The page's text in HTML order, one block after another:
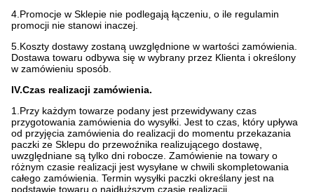
4.Promocje w Sklepie nie podlegają łączeniu, o ile regulamin
promocji nie stanowi inaczej.
5.Koszty dostawy zostaną uwzględnione w wartości zamówienia.
Dostawa towaru odbywa się w wybrany przez Klienta i określony
w zamówieniu sposób.
IV.Czas realizacji zamówienia.
1.Przy każdym towarze podany jest przewidywany czas
przygotowania zamówienia do wysyłki. Jest to czas, który upływa
od przyjęcia zamówienia do realizacji do momentu przekazania
paczki ze Sklepu do przewoźnika realizującego dostawę,
uwzględniane są tylko dni robocze. Zamówienie na towary o
różnym czasie realizacji jest wysyłane w chwili skompletowania
całego zamówienia. Termin wysyłki paczki określany jest na
podstawie towaru o najdłuższym czasie realizacji.